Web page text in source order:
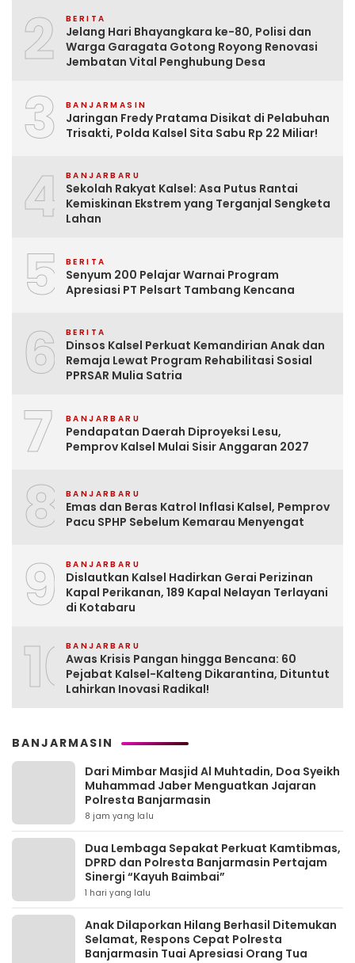
2 BERITA
Jelang Hari Bhayangkara ke-80, Polisi dan
Warga Garagata Gotong Royong Renovasi
Jembatan Vital Penghubung Desa
3 BANJARMASIN
Jaringan Fredy Pratama Disikat di Pelabuhan
Trisakti, Polda Kalsel Sita Sabu Rp 22 Miliar!
4 BANJARBARU
Sekolah Rakyat Kalsel: Asa Putus Rantai
Kemiskinan Ekstrem yang Terganjal Sengketa
Lahan
5 BERITA
Senyum 200 Pelajar Warnai Program
Apresiasi PT Pelsart Tambang Kencana
6 BERITA
Dinsos Kalsel Perkuat Kemandirian Anak dan
Remaja Lewat Program Rehabilitasi Sosial
PPRSAR Mulia Satria
7 BANJARBARU
Pendapatan Daerah Diproyeksi Lesu,
Pemprov Kalsel Mulai Sisir Anggaran 2027
8 BANJARBARU
Emas dan Beras Katrol Inflasi Kalsel, Pemprov
Pacu SPHP Sebelum Kemarau Menyengat
9 BANJARBARU
Dislautkan Kalsel Hadirkan Gerai Perizinan
Kapal Perikanan, 189 Kapal Nelayan Terlayani
di Kotabaru
10BANJARBARU
Awas Krisis Pangan hingga Bencana: 60
Pejabat Kalsel-Kalteng Dikarantina, Dituntut
Lahirkan Inovasi Radikal!
BANJARMASIN
Dari Mimbar Masjid Al Muhtadin, Doa Syeikh
Muhammad Jaber Menguatkan Jajaran
Polresta Banjarmasin
8 jam yang lalu
Dua Lembaga Sepakat Perkuat Kamtibmas,
DPRD dan Polresta Banjarmasin Pertajam
Sinergi “Kayuh Baimbai”
1 hari yang lalu
Anak Dilaporkan Hilang Berhasil Ditemukan
Selamat, Respons Cepat Polresta
Banjarmasin Tuai Apresiasi Orang Tua